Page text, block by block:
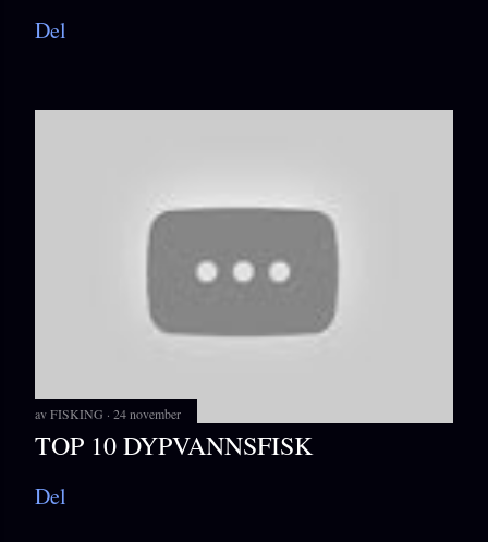
Del
avFISKING 24 november
TOP 10 DYPVANNSFISK
Del